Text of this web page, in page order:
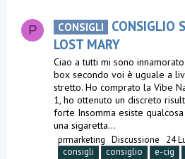
P CONSIGLI
CONSIGLIO
LOST MARY
Ciao a tutti mi sono
box secondo voi è uguale a
stretto. Ho comprato la Vibe
1, ho ottenuto un discreto
forte Insomma esiste
una sigaretta...
prmarketing Discussione
24
consigli
consiglio e-cig